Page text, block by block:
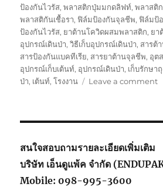
ป้องกันไวรัส,พลาสติกปุ่มมกดลิฟท์,พลาสติ
พลาสติกันเชื้อรา, ฟิล์มป้องกันจุลชีพ, ฟิล์มป้
ป้องกันไวรัส, ยาต้านโควิดผสมพลาสติก, ยา
อุปกรณ์เดินป่า,วิธีเก็บอุปกรณ์เดินป่า, สารต้
สารป้องกันแบคทีเรีย, สารยาต้านจุลชีพ, อุต
อุปกรณ์เก็บเต้นท์, อุปกรณ์เดินป่า, เก็บรักษา
ป่า, เต้นท์,โรงงาน Leave a commenton
สนใจสอบถามรายละเอียดเพิ่มเติม
บริษัท เอ็นดูแพ้ค จำกัด
Mobile: 098-995-3600